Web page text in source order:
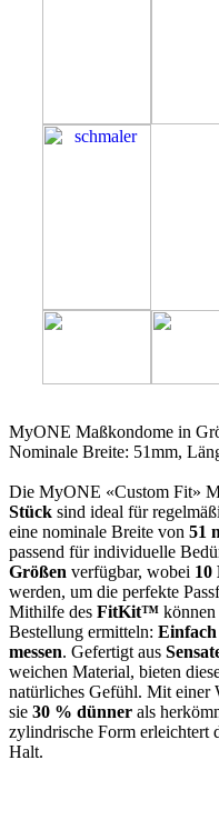
MyONE Maßkondome in
Nominale Breite: 51mm,
Die MyONE «Custom Fit»
Stück sind ideal für
eine nominale Breite von 51
passend für individuelle
Größen verfügbar, wobei 10
werden, um die perfekte
Mithilfe des FitKit™
Bestellung ermitteln: Einfach
messen. Gefertigt aus
weichen Material, bieten
natürliches Gefühl. Mit einer
sie 30 % dünner als
zylindrische Form erleichtert
Halt.